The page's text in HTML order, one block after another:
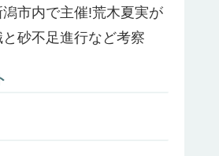
市内で主催!荒木夏実が
砂不足進行など考察